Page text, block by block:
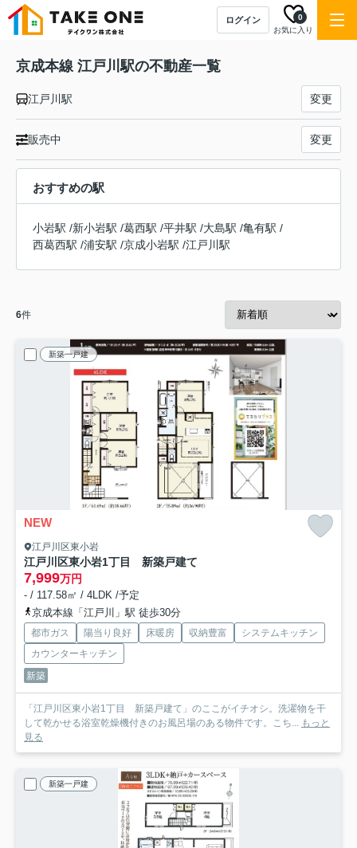
ログイン
お気に入り
0
京成本線 江戸川駅の不動産一覧
江戸川駅 変更
販売中 変更
おすすめの駅
小岩駅 /新小岩駅 /葛西駅 /平井駅 /大島駅 /亀有駅 /
西葛西駅 /浦安駅 /京成小岩駅 /江戸川駅
6件
新築一戸建
NEW
江戸川区東小岩
江戸川区東小岩1丁目 新築戸建て
7,999万円
- / 117.58㎡ / 4LDK /予定
京成本線「江戸川」駅 徒歩30分
都市ガス 陽当り良好 床暖房 収納豊富
システムキッチン
カウンターキッチン
新築
「江戸川区東小岩1丁目 新築戸建て」のここがイチオシ。洗濯物を干
して乾かせる浴室乾燥機付きのお風呂場のある物件です。こち... もっと
見る
新築一戸建